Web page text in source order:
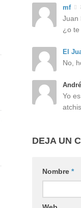
mf
Juan
¿o te
El
No,
Yo
DEJA UN
Nombre *